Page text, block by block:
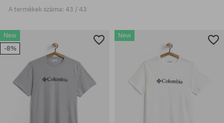
A termékek száma: 43 / 43
New
-8%
New